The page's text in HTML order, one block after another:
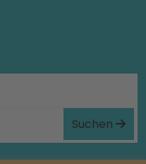
Suchen